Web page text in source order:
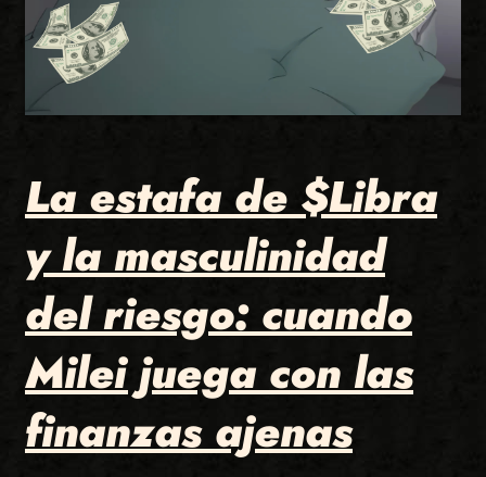
La estafa de $Libra
y la masculinidad
del riesgo: cuando
Milei juega con las
finanzas ajenas